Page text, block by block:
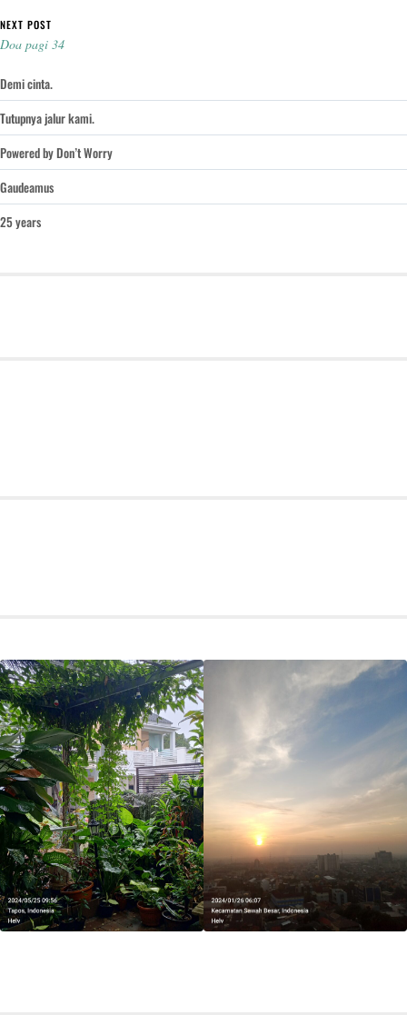
NEXT POST
Doa pagi 34
Demi cinta.
Tutupnya jalur kami.
Powered by Don’t Worry
Gaudeamus
25 years